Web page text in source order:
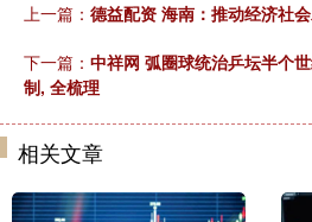
上一篇： 德益配资 海南：推动经济社
下一篇： 中祥网 弧圈球统治乒坛半个
制, 全梳理
相关文章